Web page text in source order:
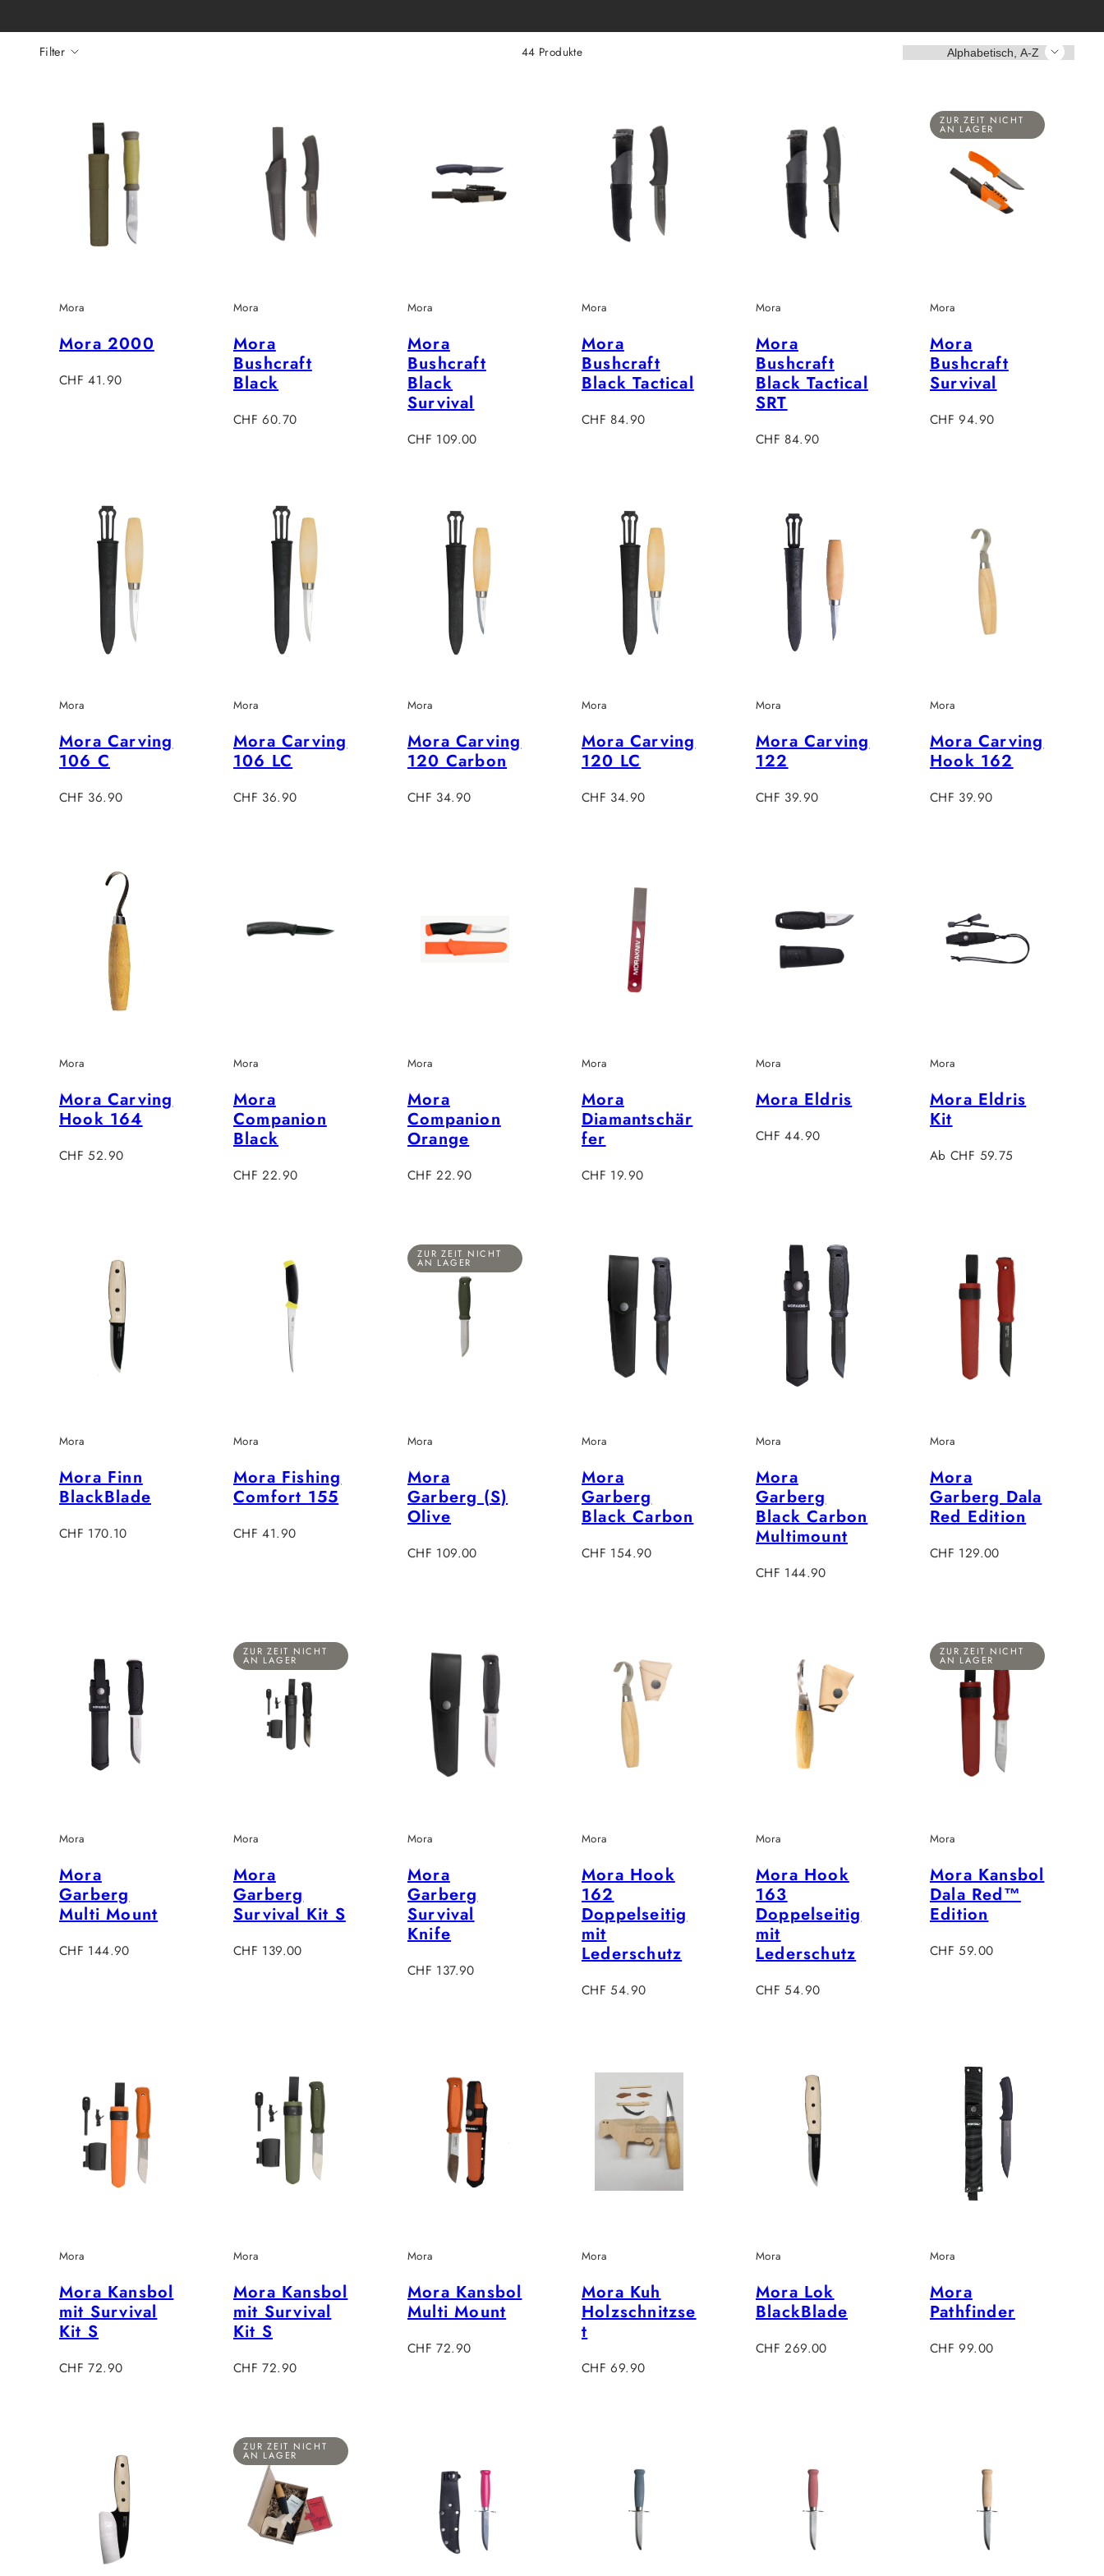
44 Produkte
Filter Sortieren
Mora
Mora 2000
Regulärer
CHF 41.90
Mora
Mora
Bushcraft
Black
Regulärer
CHF 60.70
Mora
Mora
Bushcraft
Black
Survival
Regulärer
CHF 109.00
Mora
Mora
Bushcraft
Black Tactical
Regulärer
CHF 84.90
Mora
Mora
Bushcraft
Black Tactical
SRT
Regulärer
CHF 84.90
ZUR ZEIT NICHT
AN LAGER
Mora
Mora
Bushcraft
Survival
Regulärer
CHF 94.90
Mora
Mora Carving
106 C
Regulärer
CHF 36.90
Mora
Mora Carving
106 LC
Regulärer
CHF 36.90
Mora
Mora Carving
120 Carbon
Regulärer
CHF 34.90
Mora
Mora Carving
120 LC
Regulärer
CHF 34.90
Mora
Mora Carving
122
Regulärer
CHF 39.90
Mora
Mora Carving
Hook 162
Regulärer
CHF 39.90
Mora
Mora Carving
Hook 164
Regulärer
CHF 52.90
Mora
Mora
Companion
Black
Regulärer
CHF 22.90
Mora
Mora
Companion
Orange
Regulärer
CHF 22.90
Mora
Mora
Diamantschär
fer
Regulärer
CHF 19.90
Mora
Mora Eldris
Regulärer
CHF 44.90
Mora
Mora Eldris
Kit
Regulärer
Ab CHF 59.75
Mora
Mora Finn
BlackBlade
Verkaufspreis
CHF 170.10
Mora
Mora Fishing
Comfort 155
Regulärer
CHF 41.90
ZUR ZEIT NICHT
AN LAGER
Mora
Mora
Garberg (S)
Olive
Regulärer
CHF 109.00
Mora
Mora
Garberg
Black Carbon
Regulärer
CHF 154.90
Mora
Mora
Garberg
Black Carbon
Multimount
Regulärer
CHF 144.90
Mora
Mora
Garberg Dala
Red Edition
Regulärer
CHF 129.00
Mora
Mora
Garberg
Multi Mount
Regulärer
CHF 144.90
ZUR ZEIT NICHT
AN LAGER
Mora
Mora
Garberg
Survival Kit S
Regulärer
CHF 139.00
Mora
Mora
Garberg
Survival
Knife
Regulärer
CHF 137.90
Mora
Mora Hook
162
Doppelseitig
mit
Lederschutz
Regulärer
CHF 54.90
Mora
Mora Hook
163
Doppelseitig
mit
Lederschutz
Regulärer
CHF 54.90
ZUR ZEIT NICHT
AN LAGER
Mora
Mora Kansbol
Dala Red™
Edition
Regulärer
CHF 59.00
Mora
Mora Kansbol
mit Survival
Kit S
Regulärer
CHF 72.90
Mora
Mora Kansbol
mit Survival
Kit S
Regulärer
CHF 72.90
Mora
Mora Kansbol
Multi Mount
Regulärer
CHF 72.90
Mora
Mora Kuh
Holzschnitzse
t
Regulärer
CHF 69.90
Mora
Mora Lok
BlackBlade
Regulärer
CHF 269.00
Mora
Mora
Pathfinder
Regulärer
CHF 99.00
ZUR ZEIT NICHT
AN LAGER